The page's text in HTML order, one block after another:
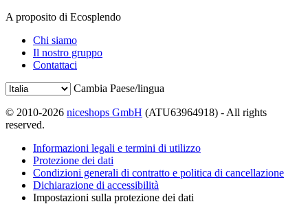
A proposito di Ecosplendo
Chi siamo
Il nostro gruppo
Contattaci
Cambia Paese/lingua
© 2010-2026 niceshops GmbH (ATU63964918) - All rights
reserved.
Informazioni legali e termini di utilizzo
Protezione dei dati
Condizioni generali di contratto e politica di cancellazione
Dichiarazione di accessibilità
Impostazioni sulla protezione dei dati